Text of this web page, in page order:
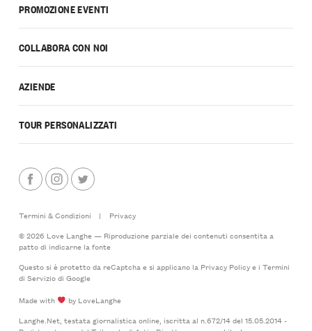
PROMOZIONE EVENTI
COLLABORA CON NOI
AZIENDE
TOUR PERSONALIZZATI
Termini & Condizioni |
Privacy
© 2026 Love Langhe — Riproduzione parziale dei contenuti consentita a
patto di indicarne la fonte
Questo si è protetto da reCaptcha e si applicano la Privacy Policye i Termini
di Serviziodi Google
Made with
by LoveLanghe
Langhe.Net, testata giornalistica online, iscritta al n.672/14 del 15.05.2014 -